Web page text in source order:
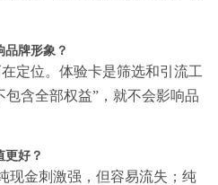
品牌形象？
定位。体验卡是筛选和引流工
包含全部权益”，就不会影响品
更好？
现金刺激强，但容易流失；纯